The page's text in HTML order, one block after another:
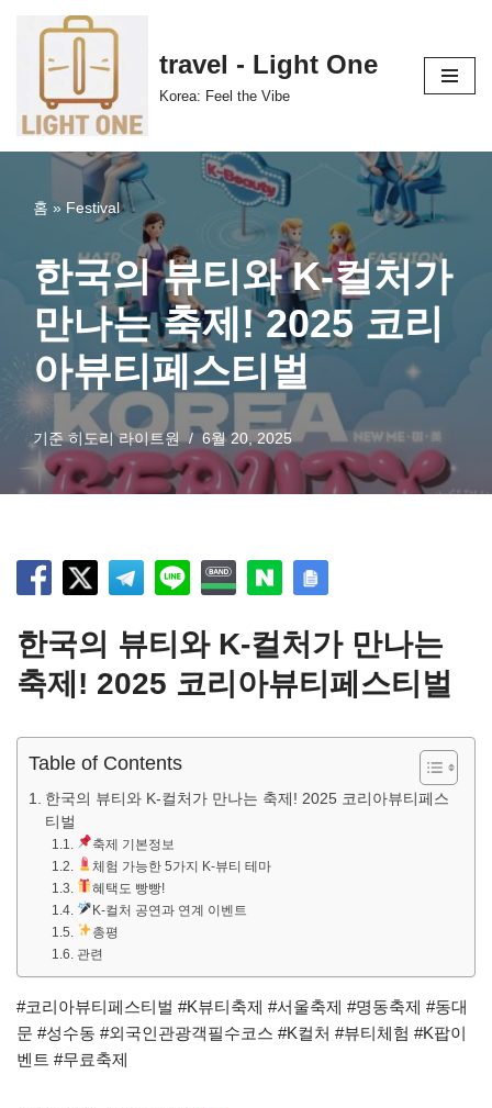
츠
로
travel - Light One
Korea: Feel the Vibe
홈 »Festival
한국의 뷰티와 K-컬처가
만나는 축제! 2025 코리
아뷰티페스티벌
기준히도리 라이트원 6월 20, 2025
한국의 뷰티와 K-컬처가 만나는
축제! 2025 코리아뷰티페스티벌
Table of Contents
한국의 뷰티와 K-컬처가 만나는 축제! 2025 코리아뷰티페스
티벌
축제 기본정보
체험 가능한 5가지 K-뷰티 테마
혜택도 빵빵!
K-컬처 공연과 연계 이벤트
총평
관련
#코리아뷰티페스티벌 #K뷰티축제 #서울축제 #명동축제 #동대
문 #성수동 #외국인관광객필수코스 #K컬처 #뷰티체험 #K팝이
벤트 #무료축제